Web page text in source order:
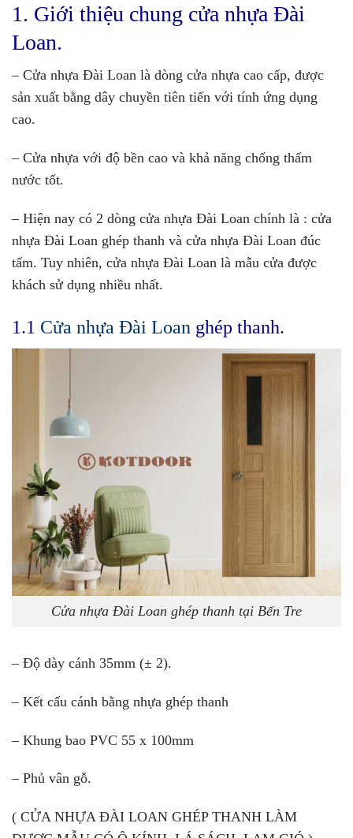
1. Giới thiệu chung cửa nhựa Đài
Loan.
– Cửa nhựa Đài Loan là dòng cửa nhựa cao cấp, được
sản xuất bằng dây chuyền tiên tiến với tính ứng dụng
cao.
– Cửa nhựa với độ bền cao và khả năng chống thấm
nước tốt.
– Hiện nay có 2 dòng cửa nhựa Đài Loan chính là : cửa
nhựa Đài Loan ghép thanh và cửa nhựa Đài Loan đúc
tấm. Tuy nhiên, cửa nhựa Đài Loan là mẫu cửa được
khách sử dụng nhiều nhất.
1.1 Cửa nhựa Đài Loan ghép thanh.
Cửa nhựa Đài Loan ghép thanh tại Bến Tre
– Độ dày cánh 35mm (± 2).
– Kết cấu cánh bằng nhựa ghép thanh
– Khung bao PVC 55 x 100mm
– Phủ vân gỗ.
( CỬA NHỰA ĐÀI LOAN GHÉP THANH LÀM